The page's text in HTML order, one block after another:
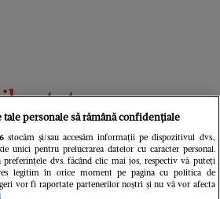
tale personale să rămână confidențiale
stocăm și/sau accesăm informații pe dispozitivul dvs.,
unici pentru prelucrarea datelor cu caracter personal.
preferințele dvs. făcând clic mai jos, respectiv vă puteți
legitim în orice moment pe pagina cu politica de
vor fi raportate partenerilor noștri și nu vă vor afecta